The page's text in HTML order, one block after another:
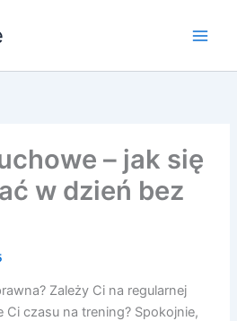
– jak się
w dzień bez
Zależy Ci na regularnej
czasu na trening? Spokojnie,